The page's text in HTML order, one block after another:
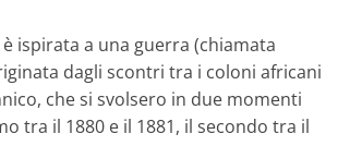
ispirata a una guerra (chiamata
dagli scontri tra i coloni africani
che si svolsero in due momenti
tra il 1880 e il 1881, il secondo tra il